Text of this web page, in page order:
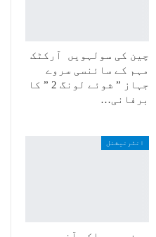
چین کی سولہویں آرکٹک
مہم کے سائنسی سروے
جہاز ” شوئے لونگ 2 ” کا
برفانی…
انٹرنیشنل